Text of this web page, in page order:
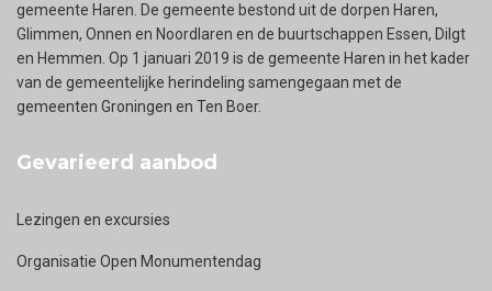
gemeente Haren. De gemeente bestond uit de dorpen Haren,
Glimmen, Onnen en Noordlaren en de buurtschappen Essen, Dilgt
en Hemmen. Op 1 januari 2019 is de gemeente Haren in het kader
van de gemeentelijke herindeling samengegaan met de
gemeenten Groningen en Ten Boer.
Gevarieerd aanbod
Lezingen en excursies
Organisatie Open Monumentendag